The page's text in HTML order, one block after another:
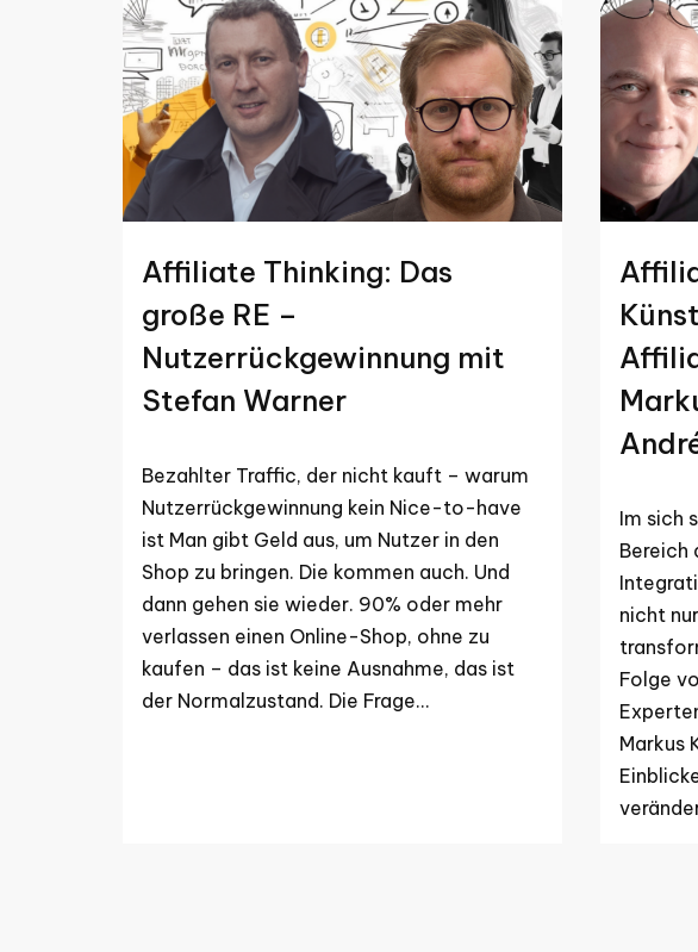
Affiliate Thinking: Das
große RE –
Nutzerrückgewinnung mit
Stefan Warner
Bezahlter Traffic, der nicht kauft – warum
Nutzerrückgewinnung kein Nice-to-have
ist Man gibt Geld aus, um Nutzer in den
Shop zu bringen. Die kommen auch. Und
dann gehen sie wieder. 90% oder mehr
verlassen einen Online-Shop, ohne zu
kaufen – das ist keine Ausnahme, das ist
der Normalzustand. Die Frage…
Im sich
Bereich
nicht
Folge
Markus